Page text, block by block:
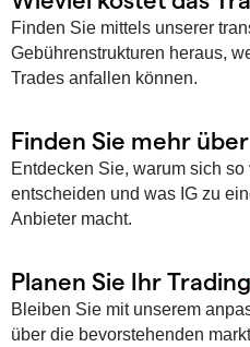
Finden Sie mittels unserer
Gebührenstrukturen heraus,
Trades anfallen können.
Entdecken Sie, warum sich
entscheiden und was IG zu
Anbieter macht.
Bleiben Sie mit unserem
über die bevorstehenden